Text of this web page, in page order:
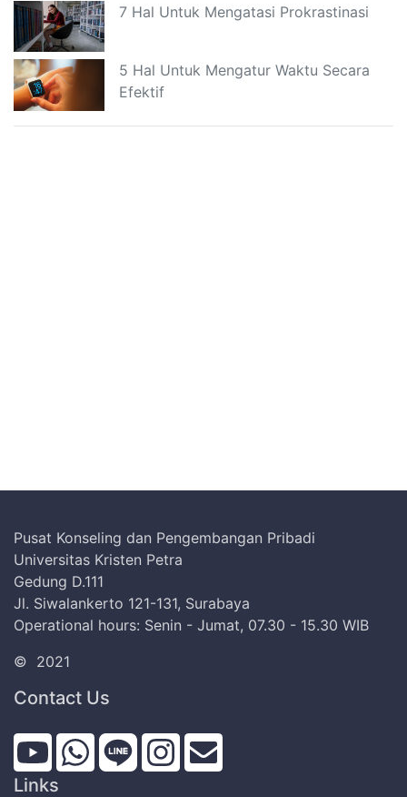
7 Hal Untuk Mengatasi Prokrastinasi
5 Hal Untuk Mengatur Waktu Secara
Efektif
Pusat Konseling dan Pengembangan Pribadi
Universitas Kristen Petra
Gedung D.111
Jl. Siwalankerto 121-131, Surabaya
Operational hours: Senin - Jumat, 07.30 - 15.30 WIB
© 2021
Contact Us
Links